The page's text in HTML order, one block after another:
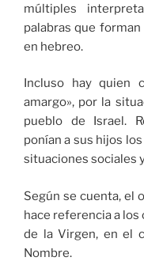
múltiples
palabras que
en hebreo.
Incluso hay quien
amargo», por la
pueblo de Israel.
ponían a sus hijos
situaciones sociales
Según se cuenta, el
hace referencia a
de la Virgen, en el
Nombre.